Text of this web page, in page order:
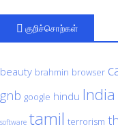
குறிச்சொற்கள்
beauty brahmin browser
gnb google hindu India
software tamil terrorism